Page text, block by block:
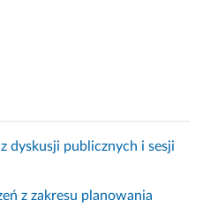
dyskusji publicznych i sesji
z zakresu planowania